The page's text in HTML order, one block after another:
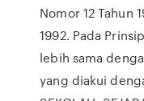
Nomor 12 Tahun
1992. Pada
lebih sama
yang diakui